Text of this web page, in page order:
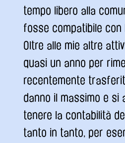
tempo libero alla
fosse compatibile
Oltre alle mie altre
quasi un anno per
recentemente
danno il massimo e si
tenere la contabilità
tanto in tanto, per